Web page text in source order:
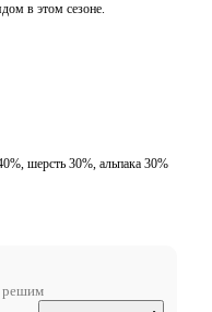
в этом сезоне.
шерсть 30%, альпака 30%
решим